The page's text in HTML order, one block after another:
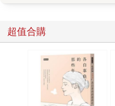
容掌握，但回到寫作這件事，
如年輕時一年出到4、5本的多
我擁有的第一個專長，而我也
己。」 不斷探索人生 將失敗化
其中一項專長，聰明又好學，
酒、潛水、甚至還為了學理財
超值合購